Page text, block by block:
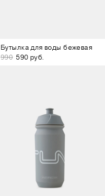
Бутылка для воды бежевая
990 590 руб.